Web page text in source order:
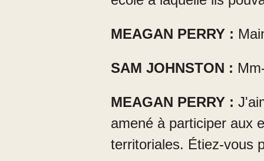
MEAGAN PERRY :
SAM JOHNSTON :
MEAGAN PERRY :
amené à participer aux
territoriales. Étiez-vous